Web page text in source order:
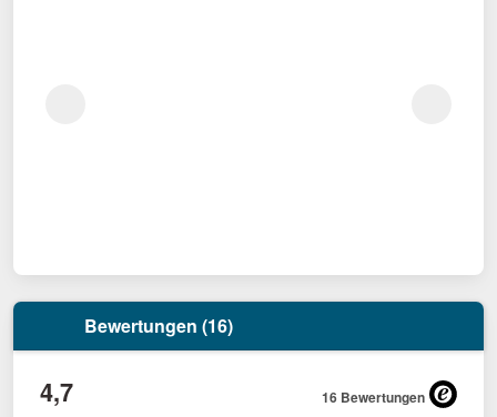
Bewertungen (16)
4,7 16 Bewertungen